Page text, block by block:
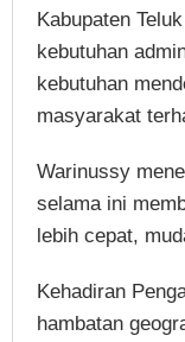
Kabupaten
kebutuhan
kebutuhan
masyarakat
Warinussy
selama ini
lebih cepat,
Kehadiran
hambatan